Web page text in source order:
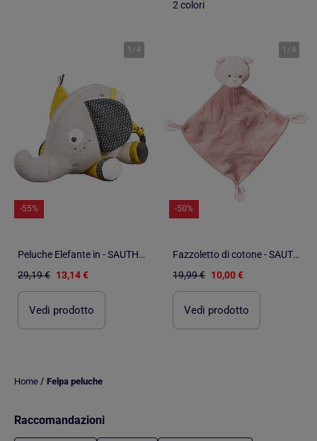
2 colori
1 /4
-55%
Peluche Elefante in - SAUTHON
29,19 € 13,14 €
Vedi prodotto
1 /4
-50%
Fazzoletto di cotone - SAUTHON
19,99 € 10,00 €
Vedi prodotto
Home / Felpa peluche
Raccomandazioni